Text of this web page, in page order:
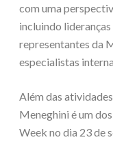
com uma
incluindo
representantes da
especialistas
Além das
Meneghini é um
Week no dia 23 de